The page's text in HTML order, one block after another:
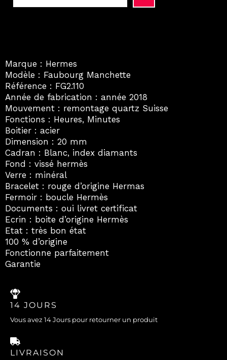
Manchette
état
Marque : Hermes
Modèle : Faubourg Manchette
Référence : FG2.110
Année de fabrication : année 2018
Mouvement : remontage quartz Suisse
Fonctions : Heures, Minutes
Boitier : acier
Dimension : 20 mm
Cadran : Blanc, index diamants
Fond : vissé hermès
Verre : minéral
Bracelet : rouge d’origine Hermas
Fermoir : boucle Hermès
Documents : oui livret certificat
Ecrin : boite d’origine Hermès
Etat : très bon état
100 % d’origine
Fonctionne parfaitement
Garantie
14 JOURS
Vous avez 14 Jours pour retourner un produit
LIVRAISON